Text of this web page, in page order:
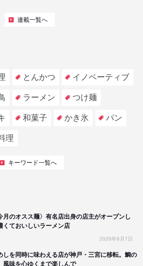
連載一覧へ
とんかつ イノベーティブ
ラーメン つけ麺
和菓子 かき氷 パン
理
キーワード一覧へ
月のオスス麺〉有名店出身の店主がオープンし
くておいしいラーメン店
2026年8月7日
しを同時に味わえる店が神戸・三宮に移転。鯛の
風味を心ゆくまで楽しんで